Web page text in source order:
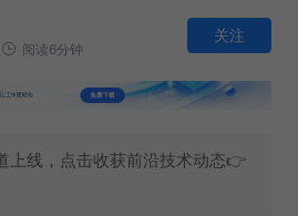
阅读6分钟
关注
上线，点击收获前沿技术动态👉